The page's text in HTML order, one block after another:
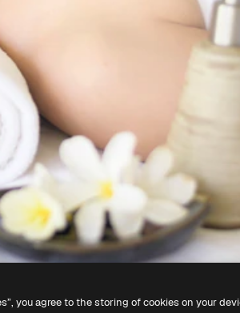
you agree to the storing of cookies on your